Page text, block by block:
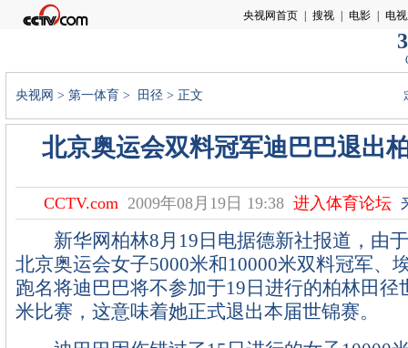
央视网 > 第一体育 > 田径 > 正文
北京奥运会双料冠军迪巴巴退出
CCTV.com 2009年08月19日 19:38 进入体育论坛
新华网柏林8月19日电据德新社报道，由
北京奥运会女子5000米和10000米双料冠军、
跑名将迪巴巴将不参加于19日进行的柏林田径
米比赛，这意味着她正式退出本届世锦赛。